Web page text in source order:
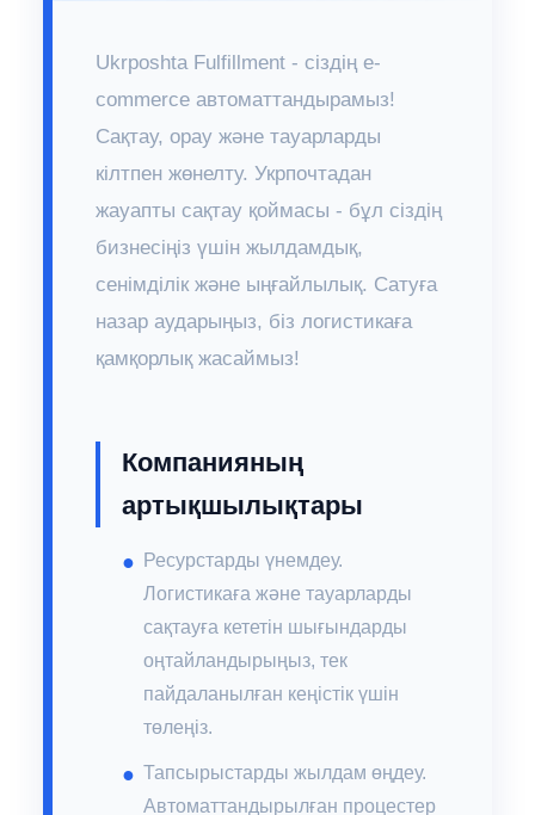
Ukrposhta Fulfillment - сіздің e-
commerce автоматтандырамыз!
Сақтау, орау және тауарларды
кілтпен жөнелту. Укрпочтадан
жауапты сақтау қоймасы - бұл сіздің
бизнесіңіз үшін жылдамдық,
сенімділік және ыңғайлылық. Сатуға
назар аударыңыз, біз логистикаға
қамқорлық жасаймыз!
Компанияның
артықшылықтары
Ресурстарды үнемдеу.
Логистикаға және тауарларды
сақтауға кететін шығындарды
оңтайландырыңыз, тек
пайдаланылған кеңістік үшін
төлеңіз.
Тапсырыстарды жылдам өңдеу.
Автоматтандырылған процестер